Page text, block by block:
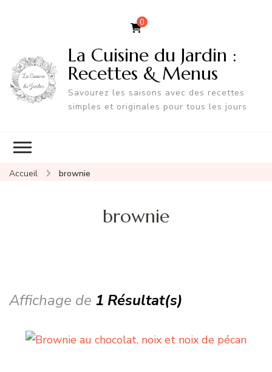
0
La Cuisine du Jardin :
Recettes & Menus
Savourez les saisons avec des recettes
simples et originales pour tous les jours
Accueil brownie
brownie
Affichage de 1 Résultat(s)